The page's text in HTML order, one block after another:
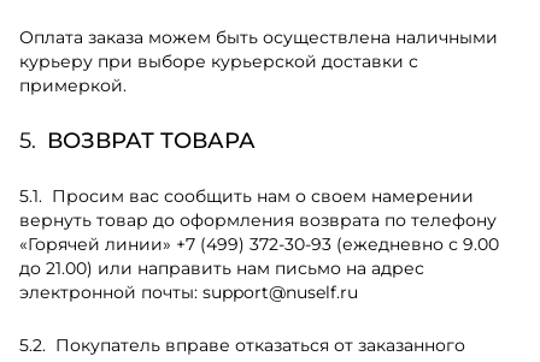
Оплата заказа можем быть осуществлена наличными
курьеру при выборе курьерской доставки с
примеркой.
ВОЗВРАТ ТОВАРА
Просим вас сообщить нам о своем намерении
вернуть товар до оформления возврата по телефону
«Горячей линии» +7 (499) 372-30-93 (ежедневно с 9.00
до 21.00) или направить нам письмо на адрес
электронной почты: support@nuself.ru
Покупатель вправе отказаться от заказанного